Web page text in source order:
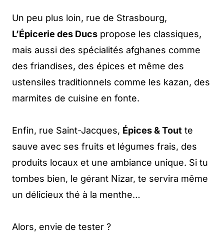
Un peu plus loin, rue de Strasbourg,
L’Épicerie des Ducs propose les classiques,
mais aussi des spécialités afghanes comme
des friandises, des épices et même des
ustensiles traditionnels comme les kazan, des
marmites de cuisine en fonte.
Enfin, rue Saint-Jacques, Épices & Tout te
sauve avec ses fruits et légumes frais, des
produits locaux et une ambiance unique. Si tu
tombes bien, le gérant Nizar, te servira même
un délicieux thé à la menthe…
Alors, envie de tester ?